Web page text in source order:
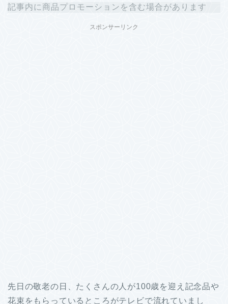
記事内に商品プロモーションを含む場合があります
スポンサーリンク
先日の敬老の日、たくさんの人が100歳を迎え記念品や
花束をもらっているところがテレビで流れていまし